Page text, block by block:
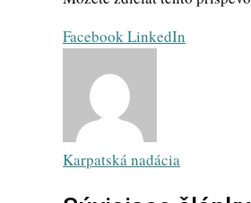
FacebookLinkedIn
Karpatská nadácia